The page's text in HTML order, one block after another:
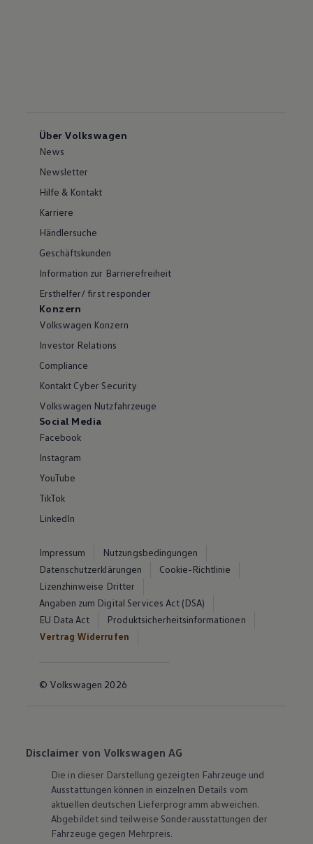
Über Volkswagen
News
Newsletter
Hilfe & Kontakt
Karriere
Händlersuche
Geschäftskunden
Information zur Barrierefreiheit
Ersthelfer/ first responder
Konzern
Volkswagen Konzern
Investor Relations
Compliance
Kontakt Cyber Security
Volkswagen Nutzfahrzeuge
Social Media
Facebook
Instagram
YouTube
TikTok
LinkedIn
Impressum
Nutzungsbedingungen
Datenschutzerklärungen
Cookie-Richtlinie
Lizenzhinweise Dritter
Angaben zum Digital Services Act (DSA)
EU Data Act
Produktsicherheitsinformationen
Vertrag Widerrufen
© Volkswagen 2026
Disclaimer von Volkswagen AG
Die in dieser Darstellung gezeigten Fahrzeuge und
Ausstattungen können in einzelnen Details vom
aktuellen deutschen Lieferprogramm abweichen.
Abgebildet sind teilweise Sonderausstattungen der
Fahrzeuge gegen Mehrpreis.